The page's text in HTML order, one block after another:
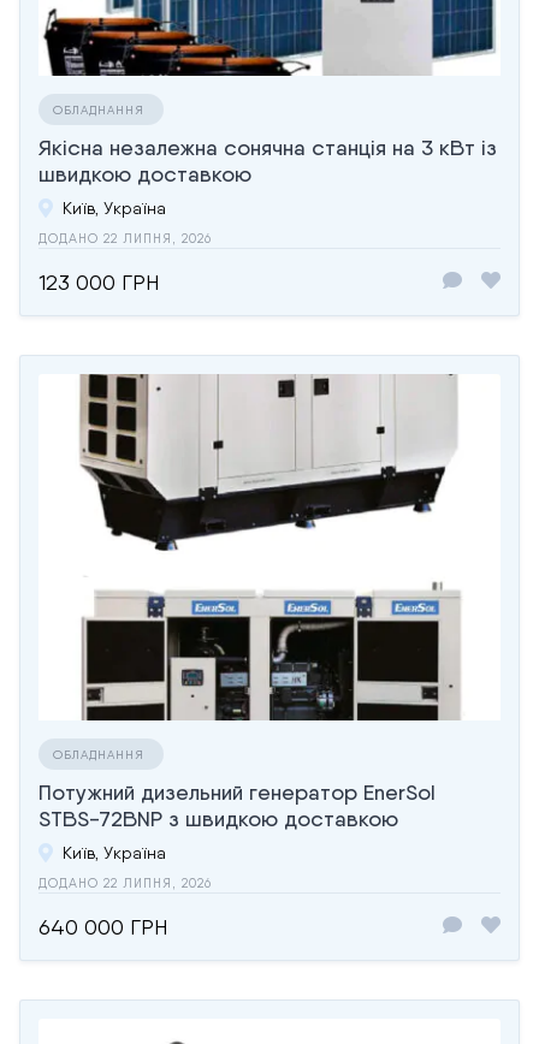
ОБЛАДНАННЯ
Якісна незалежна сонячна станція на 3 кВт із
швидкою доставкою
Київ, Україна
ДОДАНО 22 ЛИПНЯ, 2026
123 000 ГРН
ОБЛАДНАННЯ
Потужний дизельний генератор EnerSol
STBS-72BNP з швидкою доставкою
Київ, Україна
ДОДАНО 22 ЛИПНЯ, 2026
640 000 ГРН